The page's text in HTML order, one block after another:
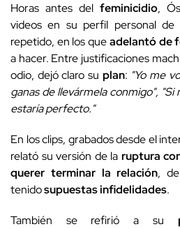
Horas antes del feminicidio,
videos en su perfil personal de
repetido, en los queadelantó de
a hacer. Entre justificaciones
odio, dejó claro su plan: "Yo me
ganas de llevármela conmigo",
estaría perfecto."
En los clips, grabados desde el
relató su versión de la ruptura
querer terminar la relación,
tenidosupuestas infidelidades.
También se refirió a su